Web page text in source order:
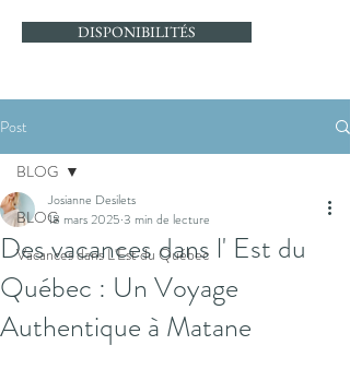
DISPONIBILITÉS
Post
BLOG
Vacances dans L'Est du Québec
BLOG
Des vacances dans l' Est du
Québec : Un Voyage
Authentique à Matane
Josianne Desilets
18 mars 2025 3 min de lecture